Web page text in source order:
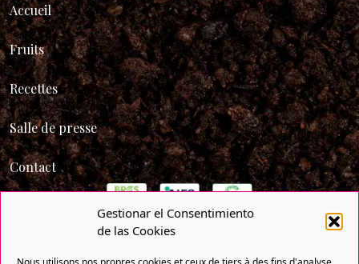
Gestionar el Consentimiento
de las Cookies
Accueil
Fruits
Recettes
Salle de presse
Contact